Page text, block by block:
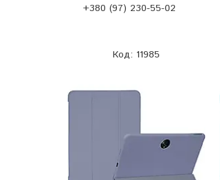
+380 (97) 230-55-02
11985